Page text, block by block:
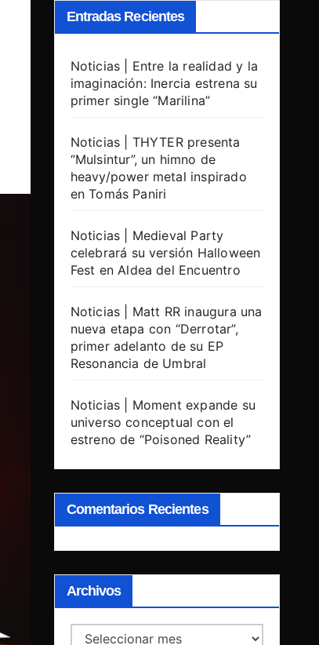
Entradas Recientes
Noticias | Entre la realidad y la
imaginación: Inercia estrena su
primer single “Marilina”
Noticias | THYTER presenta
“Mulsintur”, un himno de
heavy/power metal inspirado
en Tomás Paniri
Noticias | Medieval Party
celebrará su versión Halloween
Fest en Aldea del Encuentro
Noticias | Matt RR inaugura una
nueva etapa con “Derrotar”,
primer adelanto de su EP
Resonancia de Umbral
Noticias | Moment expande su
universo conceptual con el
estreno de “Poisoned Reality”
Comentarios Recientes
Archivos
Archivos